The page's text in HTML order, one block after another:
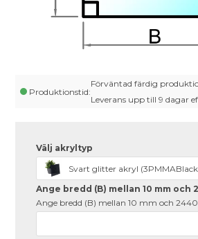
Produktionstid:
Förväntad färdig
Leverans upp till 9 dagar
Välj akryltyp
Svart glitter akryl
Ange bredd (B) mellan 10 mm och
Ange bredd (B) mellan 10 mm och